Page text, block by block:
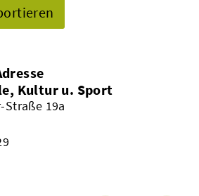
Kultur u. Sport
19a